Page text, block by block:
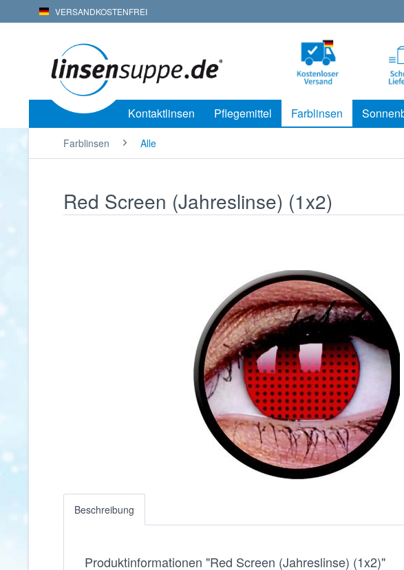
VERSANDKOSTENFREI
Kontaktlinsen Pflegemittel Farblinsen
Farblinsen Alle
Red Screen (Jahreslinse) (1x2)
Beschreibung
Produktinformationen "Red Screen (Jahreslinse) (1x2)"